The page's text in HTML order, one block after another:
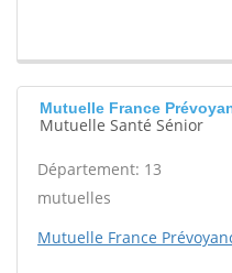
Mutuelle France
Mutuelle Santé Sénior
Département: 13
mutuelles
Mutuelle France